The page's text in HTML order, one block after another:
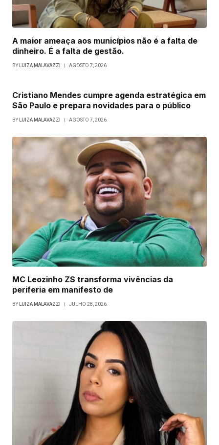
A maior ameaça aos municípios não é a falta de
dinheiro. É a falta de gestão.
BY LUIZA MALAVAZZI AGOSTO 7, 2026
Cristiano Mendes cumpre agenda estratégica em
São Paulo e prepara novidades para o público
BY LUIZA MALAVAZZI AGOSTO 7, 2026
MC Leozinho ZS transforma vivências da
periferia em manifesto de
BY LUIZA MALAVAZZI JULHO 28, 2026